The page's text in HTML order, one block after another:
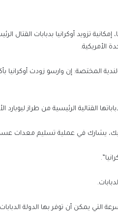
تزويد أوكرانيا بدبابات القتال
الأمريكية.
القتالية الرئيسية من طراز ليوبارد
يشارك في عملية تسليم معدات
التي يمكن أن توفر بها الدولة